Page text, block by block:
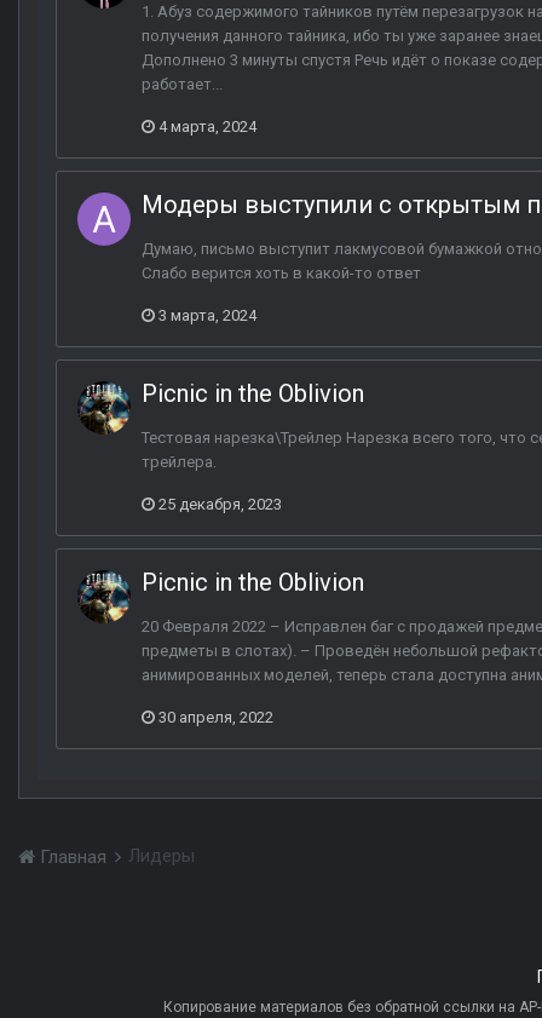
1. Абуз содержимого тайников путём перезагрузок
получения данного тайника, ибо ты уже заранее
Дополнено 3 минуты спустя Речь идёт о показе
работает...
4 марта, 2024
Модеры выступили с открытым
Думаю, письмо выступит лакмусовой бумажкой
Слабо верится хоть в какой-то ответ
3 марта, 2024
Picnic in the Oblivion
Тестовая нарезка\Трейлер Нарезка всего того, что
трейлера.
25 декабря, 2023
Picnic in the Oblivion
20 Февраля 2022 – Исправлен баг с продажей
предметы в слотах). – Проведён небольшой
анимированных моделей, теперь стала доступна
30 апреля, 2022
Главная Лидеры
Копирование материалов без обратной ссылки на